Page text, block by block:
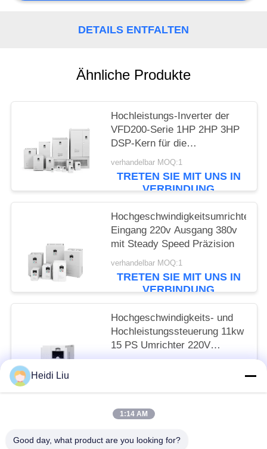
DETAILS ENTFALTEN
Ähnliche Produkte
Hochleistungs-Inverter der
VFD200-Serie 1HP 2HP 3HP
DSP-Kern für die
Hochgeschwindigkeitssteuerung
verhandelbar MOQ:1
TRETEN SIE MIT UNS IN
VERBINDUNG
Hochgeschwindigkeitsumrichter
Eingang 220v Ausgang 380v
mit Steady Speed Präzision
verhandelbar MOQ:1
TRETEN SIE MIT UNS IN
VERBINDUNG
Hochgeschwindigkeits- und
Hochleistungssteuerung 11kw
15 PS Umrichter 220V
Eingang 380v Ausgang VFD
VERBINDUNG
Heidi Liu
1:14 AM
Good day, what product are you looking for?